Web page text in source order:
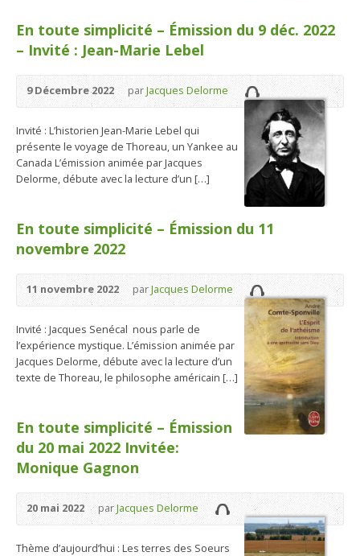
En toute simplicité – Émission du 9 déc. 2022
– Invité : Jean-Marie Lebel
9 Décembre 2022 parJacques Delorme
Invité : L’historien Jean-Marie Lebel qui
présente le voyage de Thoreau, un Yankee au
Canada L’émission animée par Jacques
Delorme, débute avec la lecture d’un […]
En toute simplicité – Émission du 11
novembre 2022
11 novembre 2022 parJacques Delorme
Invité : Jacques Senécal nous parle de
l’expérience mystique. L’émission animée par
Jacques Delorme, débute avec la lecture d’un
texte de Thoreau, le philosophe américain […]
En toute simplicité – Émission
du 20 mai 2022 Invitée:
Monique Gagnon
20 mai 2022 parJacques Delorme
Thème d’aujourd’hui : Les terres des Soeurs